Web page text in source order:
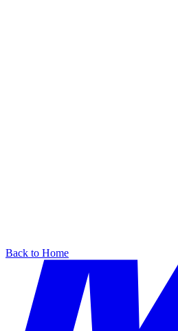
Back to Home